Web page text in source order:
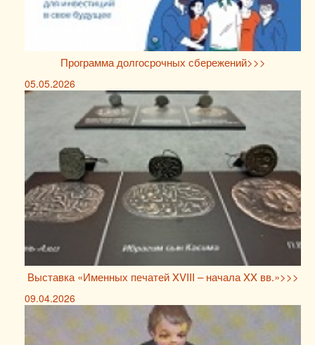
Программа долгосрочных сбережений>>>
05.05.2026
Выставка «Именных печатей XVIII – начала XX вв.»>>>
09.04.2026